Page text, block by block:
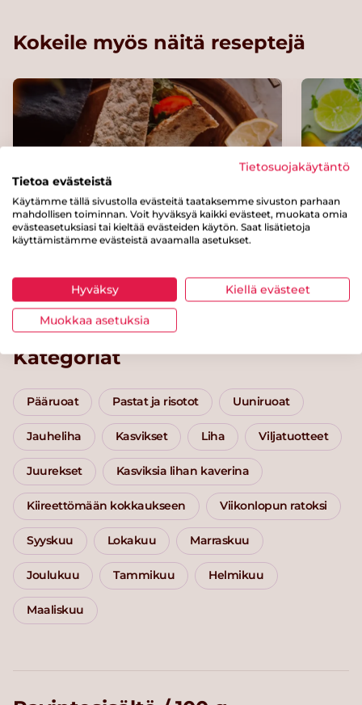
Kokeile myös näitä reseptejä
Kasviswrapit
Kategoriat
Pääruoat Pastat ja risotot Uuniruoat
Jauheliha Kasvikset Liha Viljatuotteet
Juurekset Kasviksia lihan kaverina
Kiireettömään kokkaukseen Viikonlopun ratoksi
Syyskuu Lokakuu Marraskuu
Joulukuu Tammikuu Helmikuu
Maaliskuu
Tietosuojakäytäntö
Tietoa evästeistä
Käytämme tällä sivustolla evästeitä taataksemme sivuston parhaan
mahdollisen toiminnan. Voit hyväksyä kaikki evästeet, muokata omia
evästeasetuksiasi tai kieltää evästeiden käytön. Saat lisätietoja
käyttämistämme evästeistä avaamalla asetukset.
Hyväksy Kiellä evästeet
Muokkaa asetuksia